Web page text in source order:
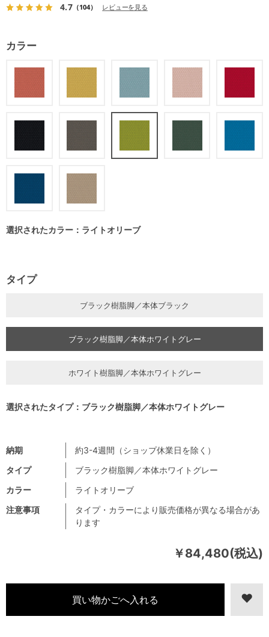
4.7（104） レビューを見る
￥84,480(税込)
注意事項
タイプ・カラーにより販売価格が異なる場合があ
ります
納期
約3-4週間（ショップ休業日を除く）
タイプ
ブラック樹脂脚／本体ホワイトグレー
カラー
ライトオリーブ
カラー
選択されたカラー：ライトオリーブ
タイプ
ブラック樹脂脚／本体ブラック
ブラック樹脂脚／本体ホワイトグレー
ホワイト樹脂脚／本体ホワイトグレー
選択されたタイプ：ブラック樹脂脚／本体ホワイトグレー